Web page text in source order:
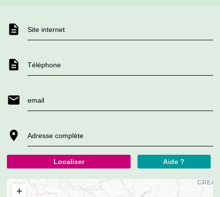
Site internet
Téléphone
email
Adresse complète
Localiser Aide ?
+